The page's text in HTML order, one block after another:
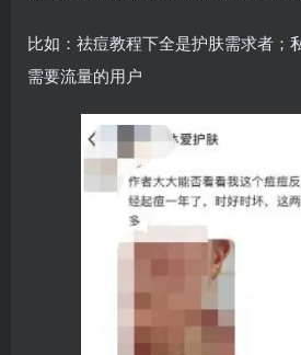
比如：祛痘教程下全是护肤需求者；
需要流量的用户